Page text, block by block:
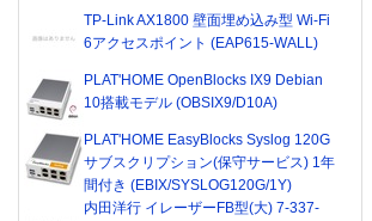
TP-Link AX1800 壁面埋め込み型 Wi-Fi
6アクセスポイント (EAP615-WALL)
PLAT'HOME OpenBlocks IX9 Debian
10搭載モデル (OBSIX9/D10A)
PLAT'HOME EasyBlocks Syslog 120G
サブスクリプション(保守サービス) 1年
間付き (EBIX/SYSLOG120G/1Y)
内田洋行 イレーザーFB型(大) 7-337-